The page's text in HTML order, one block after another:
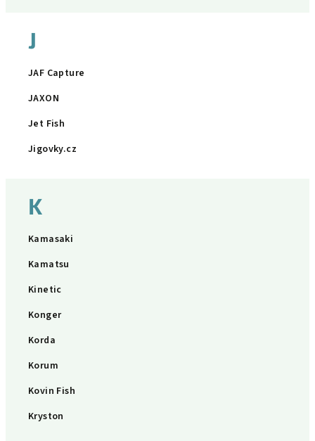
J
JAF Capture
JAXON
Jet Fish
Jigovky.cz
K
Kamasaki
Kamatsu
Kinetic
Konger
Korda
Korum
Kovin Fish
Kryston